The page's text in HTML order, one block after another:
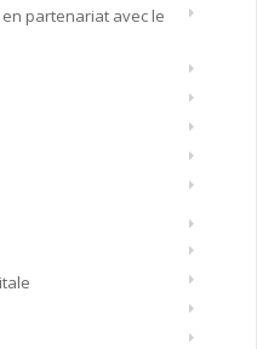
partenariat avec le